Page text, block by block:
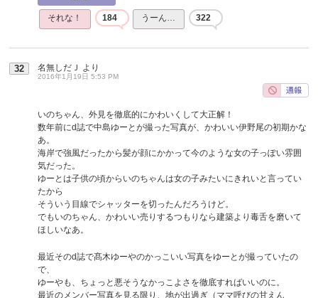
それな！ 184 うーん… 322
32 名無しだＪ より
2016年1月19日 5:53 PM
いのちゃん、外見を徹底的にかわいくして大正解！
数年前にd誌で中島ゆーとが撮った写真が、かわいい伊野尾の初期かな
あ。
海岸で強風だったから髪が顔にかかって今のような女の子っぽい雰囲
気だった。
ゆーとは子供の頃からいのちゃんは女の子みたいにきれいと言ってい
たから
そういう目線でシャッターを切ったんだろうけど。
でもいのちゃん、かわいい売りするつもりなら建築より毒舌を磨いて
ほしいなあ。
最近そのd誌で髙木ゆーやのかっこいい写真をゆーとが撮っていたの
で、
ゆーやも、ちょっと悪そうなかっこよさを徹底すればいいのに。
最近のメンバー写真を見る限り、地が出過ぎ（ママ呼びの甘えん